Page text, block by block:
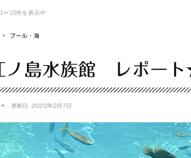
〜10件を表示中
プール・海
ノ島水族館 レポー
更新日: 2023年2月7日